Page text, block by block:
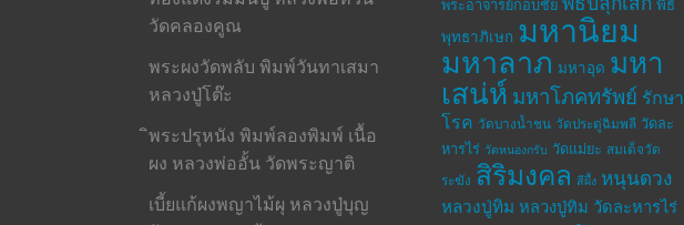
วัดคลองคูณ
พระผงวัดพลับ พิมพ์วันทาเสมา
หลวงปู่โต๊ะ
ิพระปรุหนัง พิมพ์ลองพิมพ์ เนื้อ
ผง หลวงพ่ออั้น วัดพระญาติ
เบี้ยแก้ผงพญาไม้ผุ หลวงปู่บุญ
พุทธาภิเษก มหานิยม
มหาลาภ มหาอุด มหา
เสน่ห์ มหาโภคทรัพย์ รักษา
โรค วัดบางน้ำชน วัดประดู่ฉิมพลี วัดละ
หารไร่ วัดหนองกรับ วัดแม่ยะ สมเด็จวัด
ระฆัง สิริมงคล สีผึ้ง หนุนดวง
หลวงปู่ทิม หลวงปู่ทิม วัดละหารไร่